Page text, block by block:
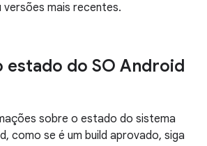
versões mais recentes.
do SO Android
sobre o estado do sistema
como se é um build aprovado, siga